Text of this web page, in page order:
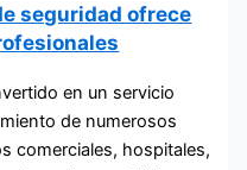
seguridad ofrece
en un servicio
de numerosos
comerciales, hospitales,